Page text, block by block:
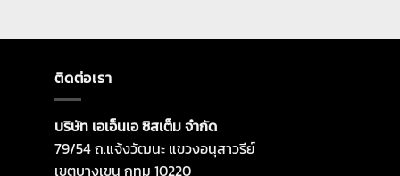
ติดต่อเรา
บริษัท เอเอ็นเอ ซิสเต็ม จำกัด
79/54 ถ.แจ้งวัฒนะ แขวงอนุสาวรีย์
เขตบางเขน กทม 10220